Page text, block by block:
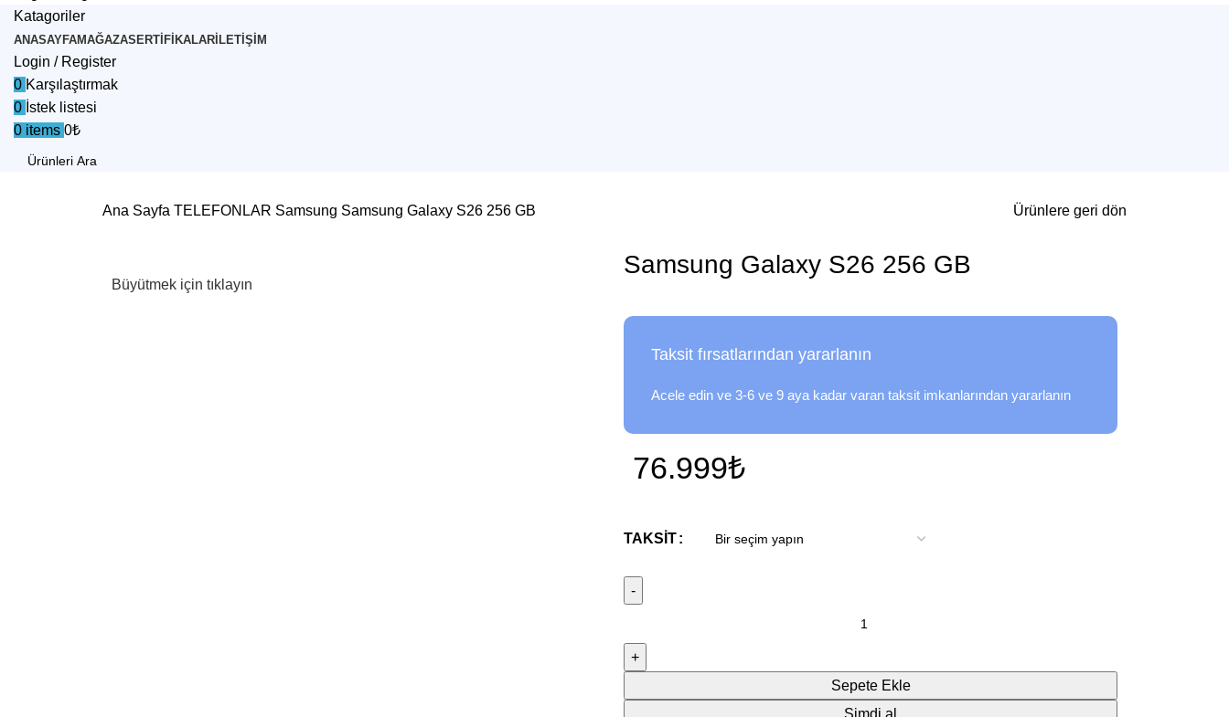
Katagoriler
ANASAYFAMAĞAZASERTIFIKALAR İLETIŞIM
Login / Register
0 Karşılaştırmak
0 İstek listesi
0 items 0₺
Ana Sayfa TELEFONLAR Samsung Samsung Galaxy S26 256 GB Ürünlere geri dön
Büyütmek için tıklayın
Samsung Galaxy S26 256 GB
Taksit fırsatlarından yararlanın
Acele edin ve 3-6 ve 9 aya kadar varan taksit imkanlarından yararlanın
76.999₺
TAKSIT
Sepete Ekle
Şimdi al